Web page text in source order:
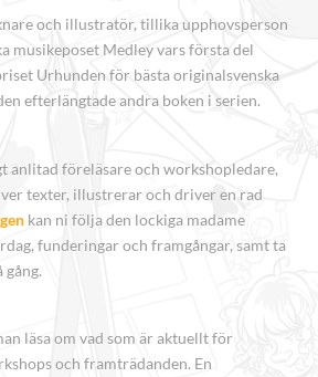
och illustratör, tillika upphovsperson
musikeposet Medley vars första del
Urhunden för bästa originalsvenska
efterlängtade andra boken i serien.
anlitad föreläsare och workshopledare,
texter, illustrerar och driver en rad
kan ni följa den lockiga madame
funderingar och framgångar, samt ta
gång.
läsa om vad som är aktuellt för
och framträdanden. En